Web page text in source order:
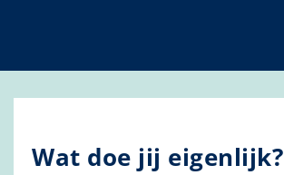
Wat doe jij eigenlijk?